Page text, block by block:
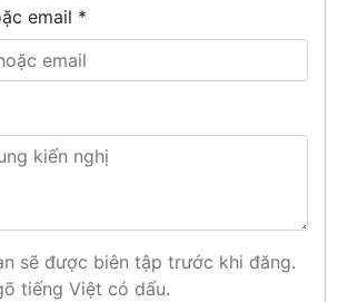
email *
sẽ được biên tập trước khi đăng.
tiếng Việt có dấu.